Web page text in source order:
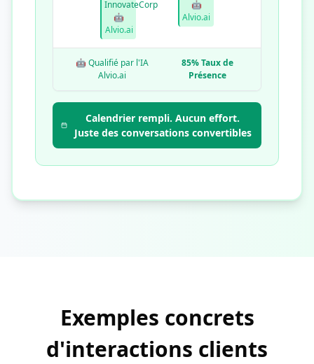
InnovateCorp
🤖
Alvio.ai
🤖
Alvio.ai
🤖 Qualifié par l'IA
Alvio.ai
85% Taux de
Présence
Calendrier rempli. Aucun effort.
Juste des conversations convertibles
Exemples concrets
d'interactions clients